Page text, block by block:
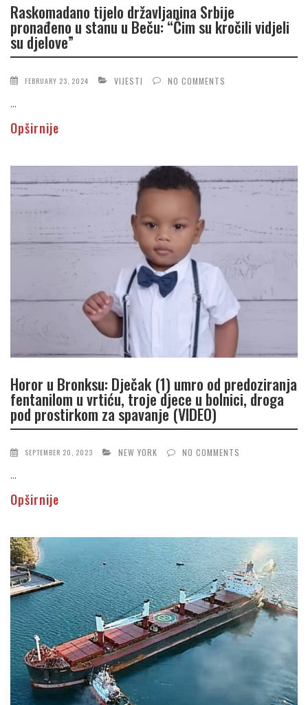
Raskomadano tijelo državljanina Srbije
pronađeno u stanu u Beču: “Čim su kročili vidjeli
su djelove”
FEBRUARY 23, 2024 VIJESTI NO COMMENTS
...
Opširnije
Horor u Bronksu: Dječak (1) umro od predoziranja
fentanilom u vrtiću, troje djece u bolnici, droga
pod prostirkom za spavanje (VIDEO)
SEPTEMBER 20, 2023 NEW YORK NO COMMENTS
...
Opširnije